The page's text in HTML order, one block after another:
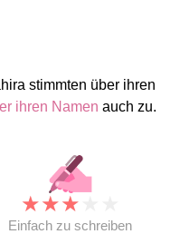
stimmten über ihren
ihren Namen auch zu.
★★★
Einfach zu schreiben